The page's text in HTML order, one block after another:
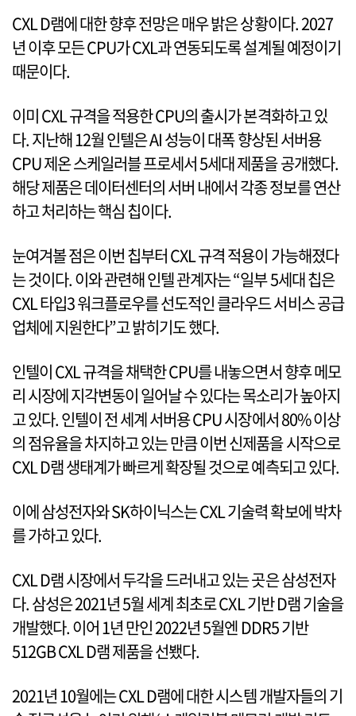
CXL D램에 대한 향후 전망은 매우 밝은 상황이다. 2027
년 이후 모든 CPU가 CXL과 연동되도록 설계될 예정이기
때문이다.
이미 CXL 규격을 적용한 CPU의 출시가 본격화하고 있
다. 지난해 12월 인텔은 AI 성능이 대폭 향상된 서버용
CPU 제온 스케일러블 프로세서 5세대 제품을 공개했다.
해당 제품은 데이터센터의 서버 내에서 각종 정보를 연산
하고 처리하는 핵심 칩이다.
눈여겨볼 점은 이번 칩부터 CXL 규격 적용이 가능해졌다
는 것이다. 이와 관련해 인텔 관계자는 “일부 5세대 칩은
CXL 타입3 워크플로우를 선도적인 클라우드 서비스 공급
업체에 지원한다”고 밝히기도 했다.
인텔이 CXL 규격을 채택한 CPU를 내놓으면서 향후 메모
리 시장에 지각변동이 일어날 수 있다는 목소리가 높아지
고 있다. 인텔이 전 세계 서버용 CPU 시장에서 80% 이상
의 점유율을 차지하고 있는 만큼 이번 신제품을 시작으로
CXL D램 생태계가 빠르게 확장될 것으로 예측되고 있다.
이에 삼성전자와 SK하이닉스는 CXL 기술력 확보에 박차
를 가하고 있다.
CXL D램 시장에서 두각을 드러내고 있는 곳은 삼성전자
다. 삼성은 2021년 5월 세계 최초로 CXL 기반 D램 기술을
개발했다. 이어 1년 만인 2022년 5월엔 DDR5 기반
512GB CXL D램 제품을 선뵀다.
2021년 10월에는 CXL D램에 대한 시스템 개발자들의 기